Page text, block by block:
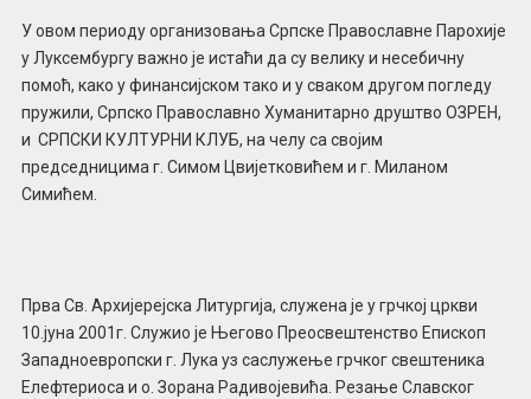
У овом периоду организовања Српске Православне Парохије
у Луксембургу важно је истаћи да су велику и несебичну
помоћ, како у финансијском тако и у сваком другом погледу
пружили, Српско Православно Хуманитарно друштво ОЗРЕН,
и СРПСКИ КУЛТУРНИ КЛУБ, на челу са својим
председницима г. Симом Цвијетковићем и г. Миланом
Симићем.
Прва Св. Архијерејска Литургија, служена је у грчкој цркви
10.јуна 2001г. Служио је Његово Преосвештенство Епископ
Западноевропски г. Лука уз саслужење грчког свештеника
Елефтериоса и о. Зорана Радивојевића. Резање Славског